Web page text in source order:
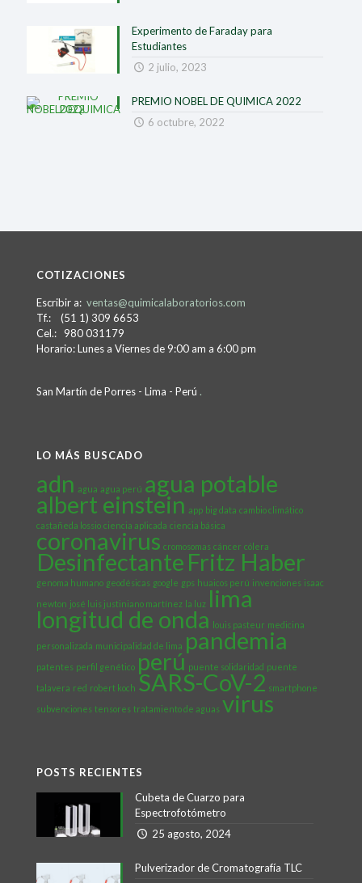
Experimento de Faraday para
Estudiantes
2 julio, 2023
PREMIO NOBEL DE QUIMICA 2022
6 octubre, 2022
COTIZACIONES
Escribir a: ventas@quimicalaboratorios.com
Tf.: (51 1) 309 6653
Cel.: 980 031179
Horario: Lunes a Viernes de 9:00 am a 6:00 pm
San Martín de Porres - Lima - Perú .
LO MÁS BUSCADO
adn agua agua perú agua potable
albert einstein app big data cambio climático
castañeda lossio ciencia aplicada ciencia básica
coronavirus cromosomas cáncer cólera
Desinfectante Fritz Haber
genoma humano geodésicas google gps huaicos perú invenciones isaac
newton josé luis justiniano martínez la luz lima
longitud de onda louis pasteur medicina
personalizada municipalidad de lima pandemia
patentes perfil genético perú puente solidaridad puente
talavera red robert koch SARS-CoV-2 smartphone
subvenciones tensores tratamiento de aguas virus
POSTS RECIENTES
Cubeta de Cuarzo para
Espectrofotómetro
25 agosto, 2024
Pulverizador de Cromatografía TLC